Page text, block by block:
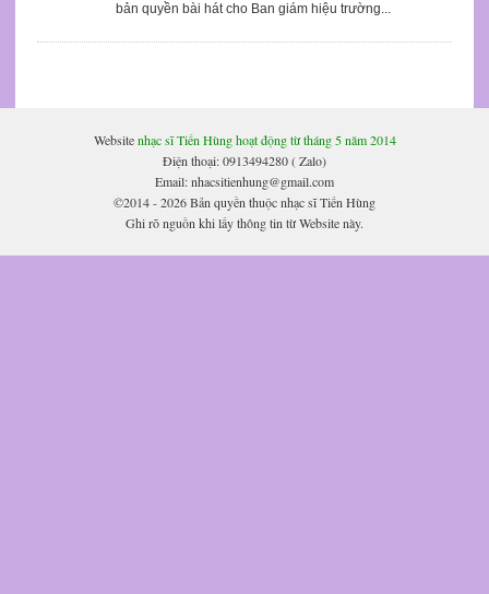
bản quyền bài hát cho Ban giám hiệu trường...
Websitenhạc sĩ Tiến Hùng hoạt động từ tháng 5 năm 2014
Điện thoại: 0913494280 ( Zalo)
Email: nhacsitienhung@gmail.com
©2014 - 2026 Bản quyền thuộc nhạc sĩ Tiến Hùng
Ghi rõ nguồn khi lấy thông tin từ Website này.